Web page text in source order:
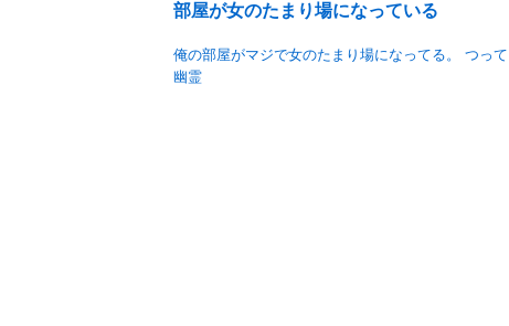
部屋が女のたまり場になっている
俺の部屋がマジで女のたまり場になってる。 つっ
幽霊